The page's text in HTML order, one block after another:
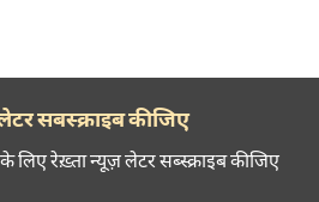
सबस्क्राइब कीजिए
के लिए रेख़्ता न्यूज़ लेटर सब्स्क्राइब कीजिए